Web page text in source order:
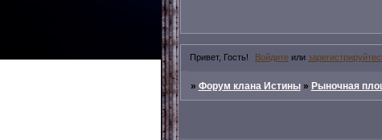
Привет, Гость! Войдите или
» Форум клана Истины » Рыночная